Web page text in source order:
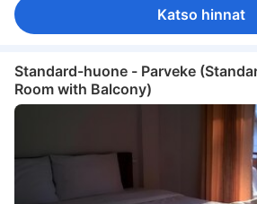
taulu-tv
televisio
maksuton pullovesi
maksuton tee
päivittäinen huonesiivous
Avattava ikkuna
Ikkuna
Laatta-/marmorilattia
puu- /parkettilattia
Roskakorit
naulakko
tallelokero
Katso hinnat
Standard-huone - Parveke
Room with Balcony)